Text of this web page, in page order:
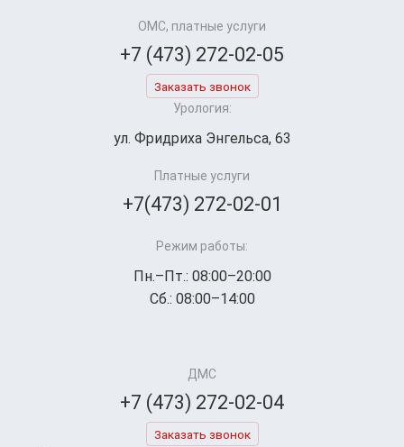
ОМС, платные услуги
+7 (473) 272-02-05
Заказать звонок
Урология:
ул. Фридриха Энгельса, 63
Платные услуги
+7(473) 272-02-01
Режим работы:
Пн.–Пт.: 08:00–20:00
Сб.: 08:00–14:00
ДМС
+7 (473) 272-02-04
Заказать звонок